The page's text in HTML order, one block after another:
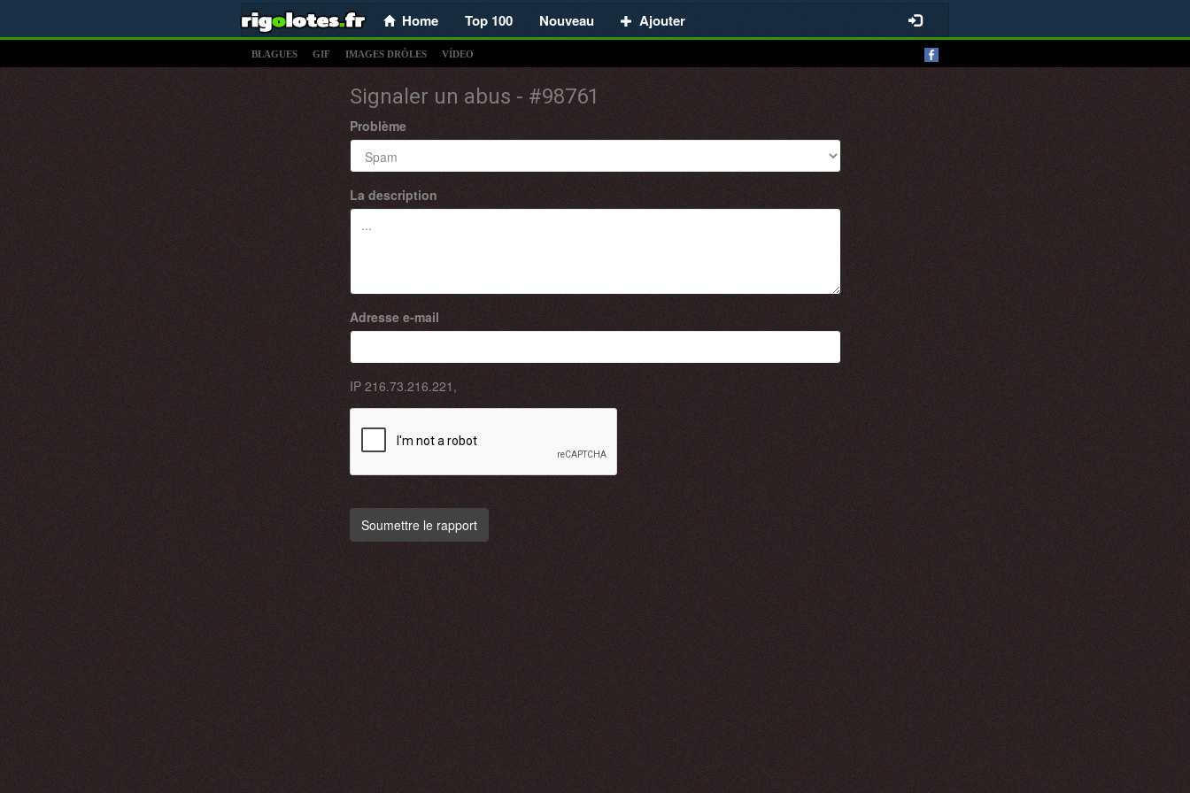
Home Top 100 Nouveau Ajouter
BLAGUES GIF IMAGES DRÔLES VÍDEO
Signaler un abus - #98761
Problème
La description
Adresse e-mail
IP 216.73.216.221 ,
Soumettre le rapport